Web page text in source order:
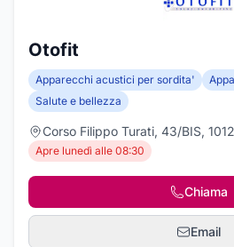
Otofit
Apparecchi acustici per sordita'
Salute e bellezza
Corso Filippo Turati, 43/BIS,
Apre lunedì alle 08:30
Chiama
Email